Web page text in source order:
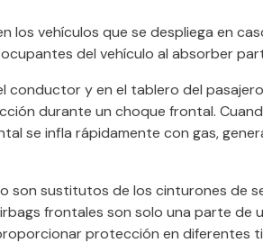
los vehículos que se despliega en
del vehículo al absorber
y en el tablero del
durante un choque frontal.
se infla rápidamente con gas,
sustitutos de los cinturones de
frontales son solo una parte de
protección en diferentes